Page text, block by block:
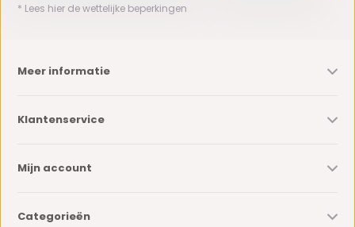
* Lees hier de wettelijke beperkingen
Meer informatie
Klantenservice
Mijn account
Categorieën